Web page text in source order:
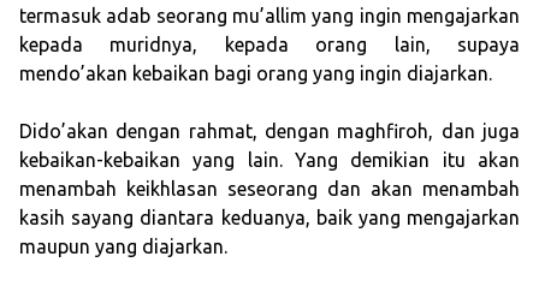
termasuk adab seorang mu’allim yang ingin mengajarkan
kepada muridnya, kepada orang lain, supaya
mendo’akan kebaikan bagi orang yang ingin diajarkan.
Dido’akan dengan rahmat, dengan maghfiroh, dan juga
kebaikan-kebaikan yang lain. Yang demikian itu akan
menambah keikhlasan seseorang dan akan menambah
kasih sayang diantara keduanya, baik yang mengajarkan
maupun yang diajarkan.